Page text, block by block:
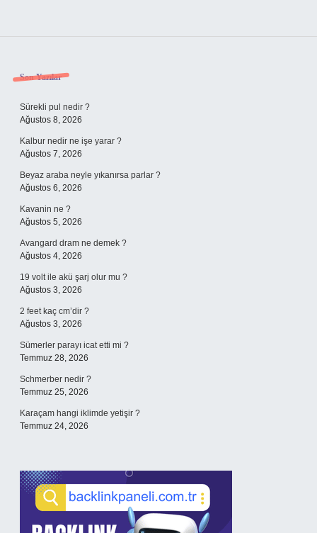
Sidebar
Son Yazılar
Sürekli pul nedir ?
Ağustos 8, 2026
Kalbur nedir ne işe yarar ?
Ağustos 7, 2026
Beyaz araba neyle yıkanırsa parlar ?
Ağustos 6, 2026
Kavanin ne ?
Ağustos 5, 2026
Avangard dram ne demek ?
Ağustos 4, 2026
19 volt ile akü şarj olur mu ?
Ağustos 3, 2026
2 feet kaç cm’dir ?
Ağustos 3, 2026
Sümerler parayı icat etti mi ?
Temmuz 28, 2026
Schmerber nedir ?
Temmuz 25, 2026
Karaçam hangi iklimde yetişir ?
Temmuz 24, 2026